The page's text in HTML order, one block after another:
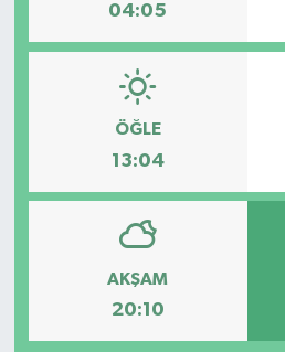
04:05
ÖĞLE
13:04
AKŞAM
20:10